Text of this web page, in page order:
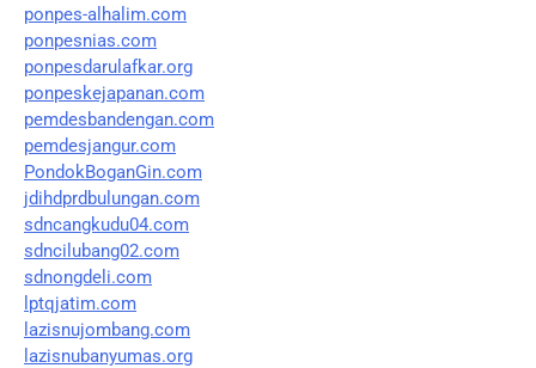
ponpes-alhalim.com
ponpesnias.com
ponpesdarulafkar.org
ponpeskejapanan.com
pemdesbandengan.com
pemdesjangur.com
PondokBoganGin.com
jdihdprdbulungan.com
sdncangkudu04.com
sdncilubang02.com
sdnongdeli.com
lptqjatim.com
lazisnujombang.com
lazisnubanyumas.org